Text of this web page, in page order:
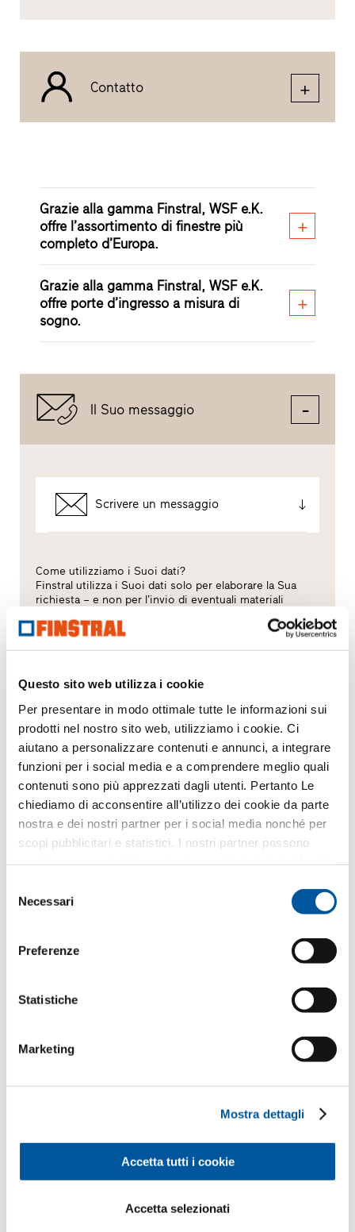
Questo sito web utilizza i cookie
Per presentare in modo ottimale tutte le informazioni sui
prodotti nel nostro sito web, utilizziamo i cookie. Ci
aiutano a personalizzare contenuti e annunci, a integrare
funzioni per i social media e a comprendere meglio quali
contenuti sono più apprezzati dagli utenti. Pertanto Le
chiediamo di acconsentire all’utilizzo dei cookie da parte
nostra e dei nostri partner per i social media nonché per
scopi pubblicitari e statistici. I nostri partner possono
delNecessari
Preferenze
Statistiche
Marketing
Mostra dettagli
Accetta tutti i cookie
Accetta selezionati
Contatto
Grazie alla gamma Finstral, WSF e.K.
offre l’assortimento di finestre più
completo d’Europa.
Grazie alla gamma Finstral, WSF e.K.
offre porte d’ingresso a misura di
sogno.
Il Suo messaggio
Scrivere un messaggio
Come utilizziamo i Suoi dati?
Finstral utilizza i Suoi dati solo per elaborare la Sua
richiesta – e non per l’invio di eventuali materiali
rivenditore partner selezionato esclusivamente a
questo scopo. Tutti i dettagli sul trattamento dei dati
Porte d’ingresso
Pareti vetrate
Il Suo messaggio
I Suoi dati personali
Sig.ra